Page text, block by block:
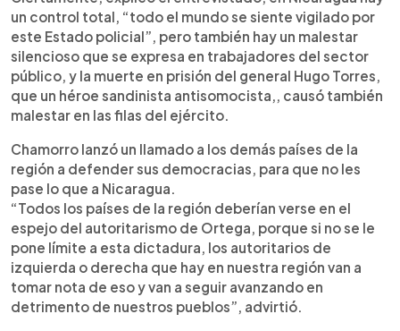
un control total, “todo el mundo se siente vigilado por
este Estado policial”, pero también hay un malestar
silencioso que se expresa en trabajadores del sector
público, y la muerte en prisión del general Hugo Torres,
que un héroe sandinista antisomocista,, causó también
malestar en las filas del ejército.
Chamorro lanzó un llamado a los demás países de la
región a defender sus democracias, para que no les
pase lo que a Nicaragua.
“Todos los países de la región deberían verse en el
espejo del autoritarismo de Ortega, porque si no se le
pone límite a esta dictadura, los autoritarios de
izquierda o derecha que hay en nuestra región van a
tomar nota de eso y van a seguir avanzando en
detrimento de nuestros pueblos”, advirtió.